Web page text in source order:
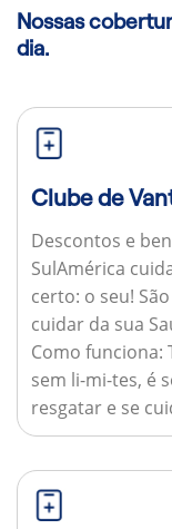
Nossas
dia.
Clube de
Descontos e
SulAmérica
certo: o seu!
cuidar da sua
Como funciona:
sem li-mi-tes, é
resgatar e se